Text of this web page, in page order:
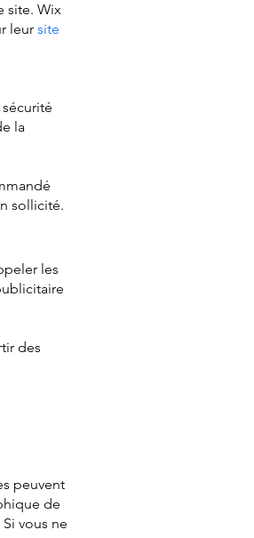
site. Wix
leur site
la
sollicité.
les
des
peuvent
de
vous ne